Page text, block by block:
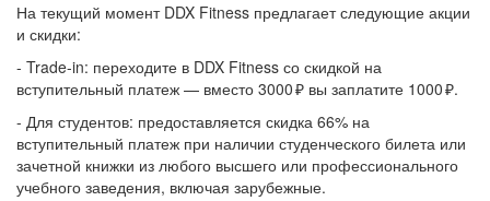
На текущий момент DDX Fitness предлагает следующие акции
и скидки:
- Trade-in: переходите в DDX Fitness со скидкой на
вступительный платеж — вместо 3000 ₽ вы заплатите 1000 ₽.
- Для студентов: предоставляется скидка 66% на
вступительный платеж при наличии студенческого билета или
зачетной книжки из любого высшего или профессионального
учебного заведения, включая зарубежные.